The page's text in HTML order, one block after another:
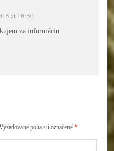
at 18:50
za informáciu
polia sú označené *